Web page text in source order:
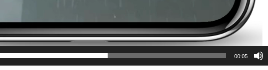
00:05